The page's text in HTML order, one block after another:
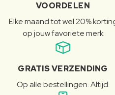
VOORDELEN
Elke maand tot wel 20%
op jouw favoriete merk
GRATIS VERZENDING
Op alle bestellingen. Altijd.